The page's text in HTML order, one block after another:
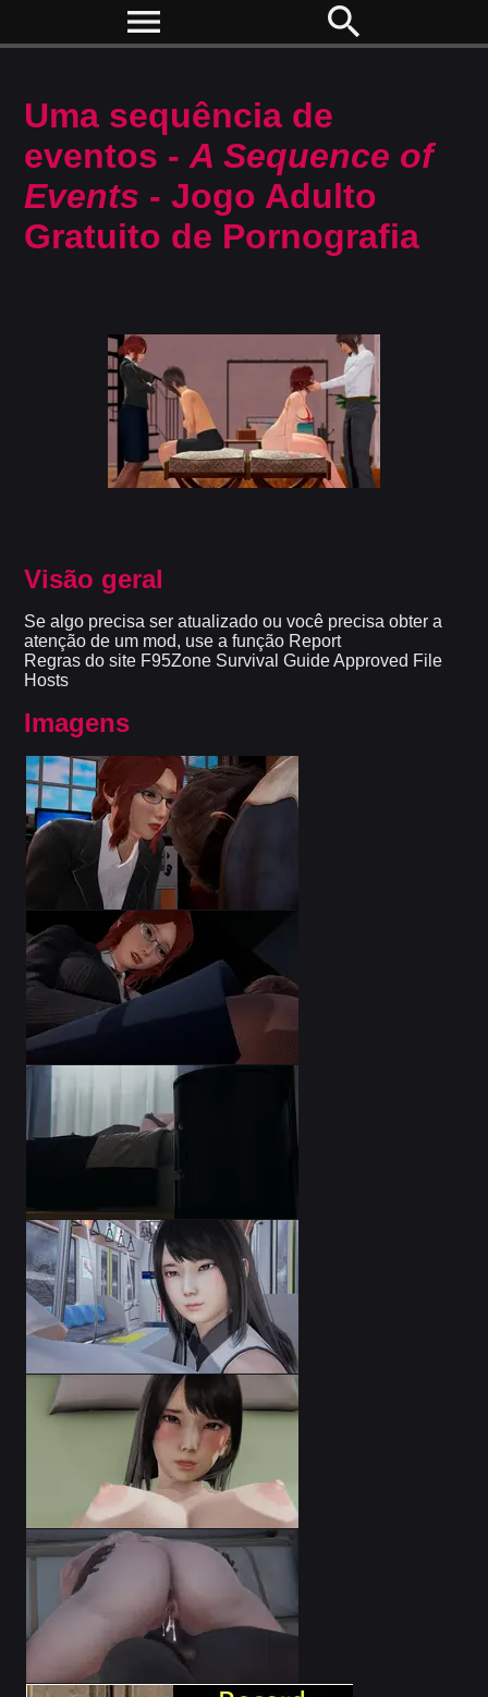
menu search
Uma sequência de
eventos -A Sequence of
Events - Jogo Adulto
Gratuito de Pornografia
Visão geral
Se algo precisa ser atualizado ou você precisa obter a
atenção de um mod, use a função Report
Regras do site F95Zone Survival Guide Approved File
Hosts
Imagens